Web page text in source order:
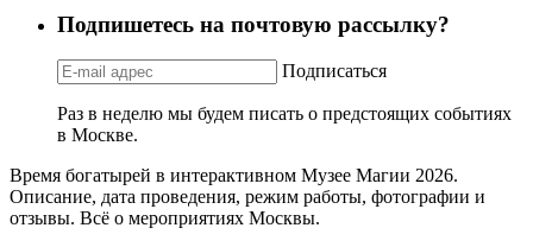
Подпишетесь на почтовую рассылку?
Подписаться
Раз в неделю мы будем писать о предстоящих событиях
в Москве.
Время богатырей в интерактивном Музее Магии 2026.
Описание, дата проведения, режим работы, фотографии и
отзывы. Всё о мероприятиях Москвы.